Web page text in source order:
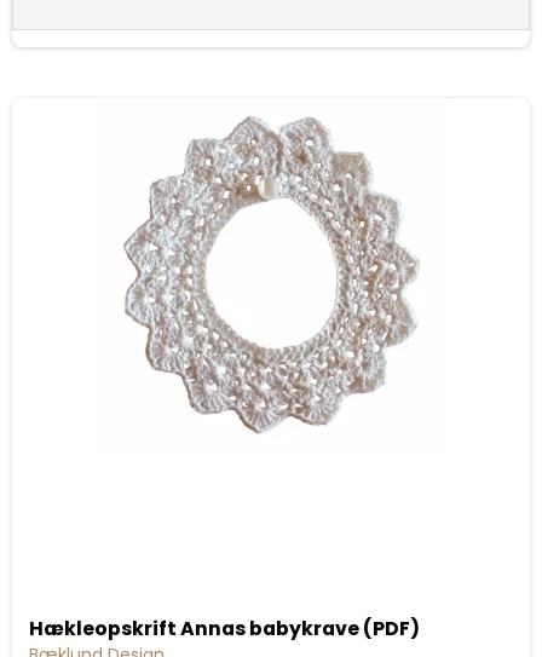
Hækleopskrift Annas babykrave (PDF)